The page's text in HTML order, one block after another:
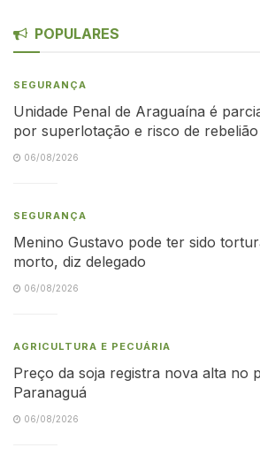
POPULARES
SEGURANÇA
Unidade Penal de Araguaína é
por superlotação e risco de rebelião
06/08/2026
SEGURANÇA
Menino Gustavo pode ter sido
morto, diz delegado
06/08/2026
AGRICULTURA E PECUÁRIA
Preço da soja registra nova alta no
Paranaguá
06/08/2026